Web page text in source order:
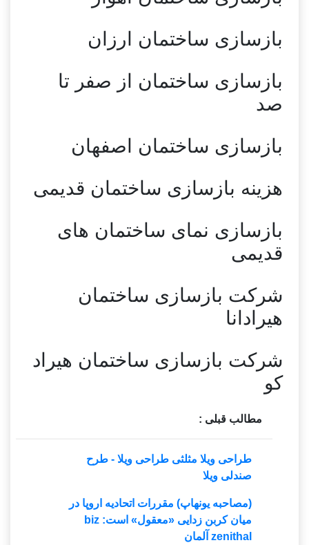
بازسازی ساختمان ارزان
بازسازی ساختمان از صفر تا
صد
بازسازی ساختمان اصفهان
هزینه بازسازی ساختمان قدیمی
بازسازی نمای ساختمان های
قدیمی
شرکت بازسازی ساختمان
هیرادانا
شرکت بازسازی ساختمان هیراد
کو
مطالب قبلی :
طراحی ویلا مثلثی طراحی ویلا - طرح
صندلی ویلا
(مصاحبه یونهاپ) مقررات اتحادیه اروپا در
میان کربن زدایی «معقول» است: biz
zenithal آلمان